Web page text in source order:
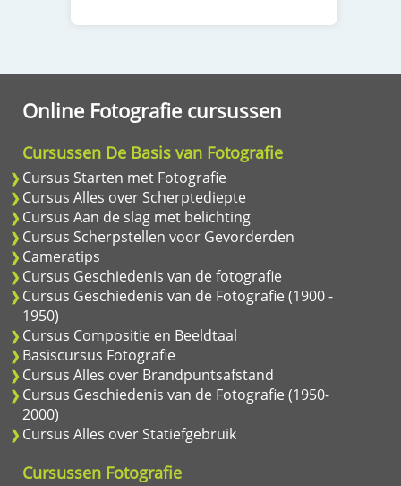
Online Fotografie cursussen
Cursussen De Basis van Fotografie
Cursus Starten met Fotografie
Cursus Alles over Scherptediepte
Cursus Aan de slag met belichting
Cursus Scherpstellen voor Gevorderden
Cameratips
Cursus Geschiedenis van de fotografie
Cursus Geschiedenis van de Fotografie (1900 -
1950)
Cursus Compositie en Beeldtaal
Basiscursus Fotografie
Cursus Alles over Brandpuntsafstand
Cursus Geschiedenis van de Fotografie (1950-
2000)
Cursus Alles over Statiefgebruik
Cursussen Fotografie